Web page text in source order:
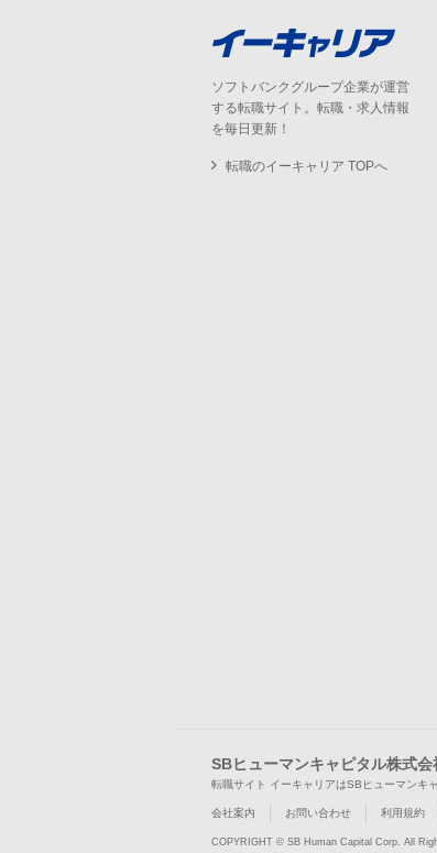
ソフトバンクグループ企業が運営
する転職サイト。転職・求人情報
を毎日更新！
転職のイーキャリア TOPへ
SBヒューマンキャピタル株式会
転職サイト イーキャリアはSBヒューマンキ
会社案内 お問い合わせ 利用規約
COPYRIGHT © SB Human Capital Corp. All